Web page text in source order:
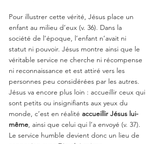
Pour illustrer cette vérité, Jésus place un
enfant au milieu d’eux (v. 36). Dans la
société de l’époque, l’enfant n’avait ni
statut ni pouvoir. Jésus montre ainsi que le
véritable service ne cherche ni récompense
ni reconnaissance et est attiré vers les
personnes peu considérées par les autres.
Jésus va encore plus loin : accueillir ceux qui
sont petits ou insignifiants aux yeux du
monde, c’est en réalité accueillir Jésus lui-
même, ainsi que celui qui l’a envoyé (v. 37).
Le service humble devient donc un lieu de